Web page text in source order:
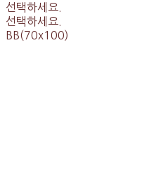
선택하세요.
선택하세요.
BB(70x100)